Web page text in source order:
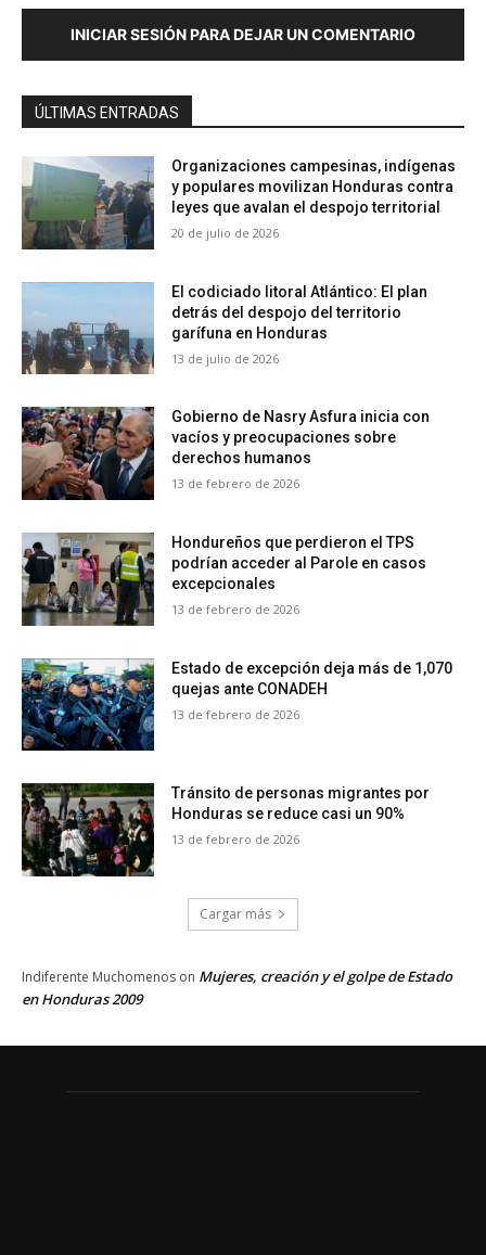
INICIAR SESIÓN PARA DEJAR UN COMENTARIO
ÚLTIMAS ENTRADAS
Organizaciones campesinas, indígenas
y populares movilizan Honduras contra
leyes que avalan el despojo territorial
20 de julio de 2026
El codiciado litoral Atlántico: El plan
detrás del despojo del territorio
garífuna en Honduras
13 de julio de 2026
Gobierno de Nasry Asfura inicia con
vacíos y preocupaciones sobre
derechos humanos
13 de febrero de 2026
Hondureños que perdieron el TPS
podrían acceder al Parole en casos
excepcionales
13 de febrero de 2026
Estado de excepción deja más de 1,070
quejas ante CONADEH
13 de febrero de 2026
Tránsito de personas migrantes por
Honduras se reduce casi un 90%
13 de febrero de 2026
Cargar más
Indiferente Muchomenos on Mujeres, creación y el golpe de Estado
en Honduras 2009